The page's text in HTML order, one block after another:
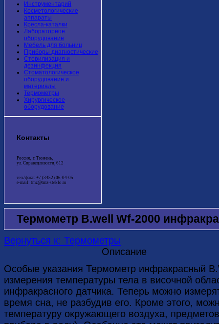
Инструментарий
Косметологические
аппараты
Кресла-каталки
Лабораторное
оборудование
Мебель для больниц
Приборы диагностические
Стерилизация и
дезинфекция
Стоматологическое
оборудование и
материалы
Термометры
Хирургическое
оборудование
Контакты
Россия, г. Тюмень,
ул. Справедливости, 612
тел./факс: +7 (3452) 06-04-05
e-mail: tmz@tmz-steklo.ru
Термометр B.well Wf-2000
Вернуться к: Термометры
Описание
Особые указания Термометр инфракрасный
измерения температуры тела в височной
инфракрасного датчика. Теперь можно
время сна, не разбудив его. Кроме этого,
температуру окружающего воздуха,